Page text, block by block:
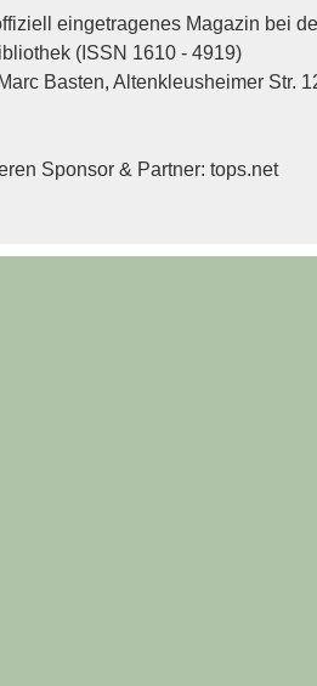
eingetragenes Magazin bei
(ISSN 1610 - 4919)
Basten, Altenkleusheimer Str.
Sponsor & Partner: tops.net